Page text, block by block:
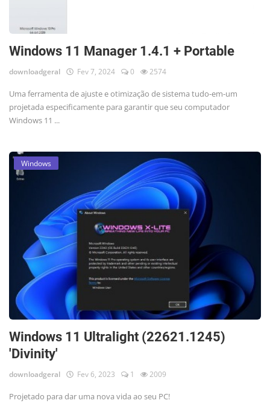
Windows 11 Manager 1.4.1 + Portable
downloadgeral Fev 7, 2024 0 2574
Uma ferramenta de ajuste e otimização de sistema tudo-em-um
projetada especificamente para garantir que seu computador
Windows 11 ...
Windows
Windows 11 Ultralight (22621.1245)
'Divinity'
downloadgeral Fev 6, 2023 1 2009
Projetado para dar uma nova vida ao seu PC!